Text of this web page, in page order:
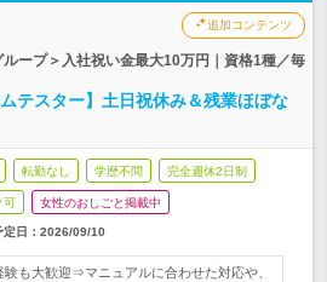
追加コンテンツ
ープ＞入社祝い金最大10万円｜資格1種／毎
テスター】土日祝休み＆残業ほぼな
転勤なし 学歴不問 完全週休2日制
可 女性のおしごと掲載中
定日：2026/09/10
験も大歓迎⇒マニュアルに合わせた対応や、